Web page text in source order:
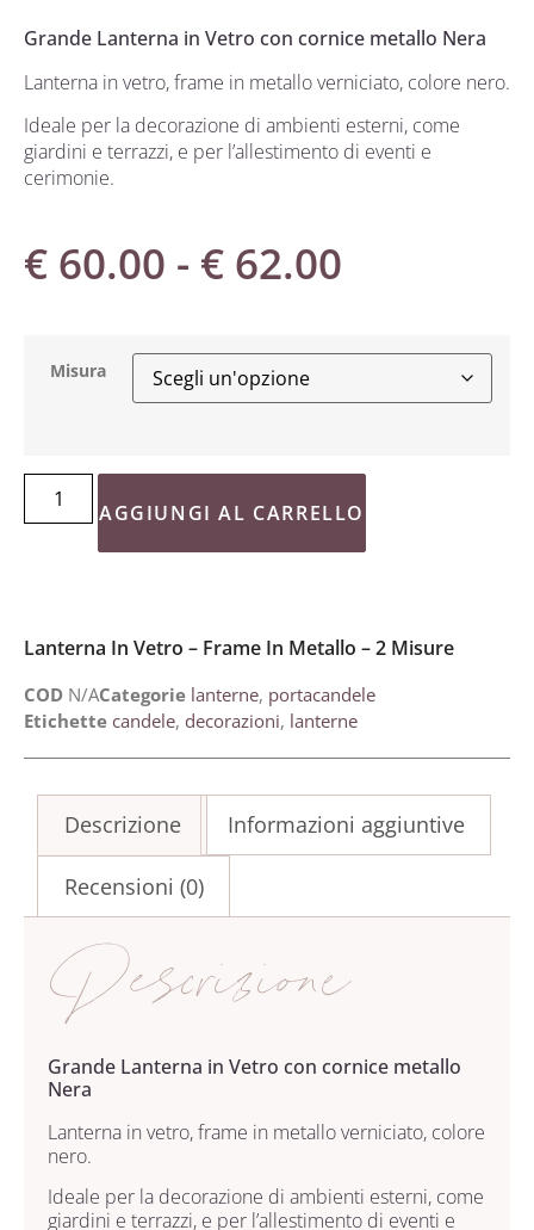
Grande Lanterna in Vetro con cornice metallo Nera
Lanterna in vetro, frame in metallo verniciato, colore nero.
Ideale per la decorazione di ambienti esterni, come
giardini e terrazzi, e per l’allestimento di eventi e
cerimonie.
€ 60.00 - € 62.00
Misura
AGGIUNGI AL CARRELLO
Lanterna In Vetro – Frame In Metallo – 2 Misure
COD N/ACategorie lanterne, portacandele
Etichette candele, decorazioni, lanterne
Descrizione Informazioni aggiuntive
Recensioni (0)
Descrizione
Grande Lanterna in Vetro con cornice metallo
Nera
Lanterna in vetro, frame in metallo verniciato, colore
nero.
Ideale per la decorazione di ambienti esterni, come
giardini e terrazzi, e per l’allestimento di eventi e